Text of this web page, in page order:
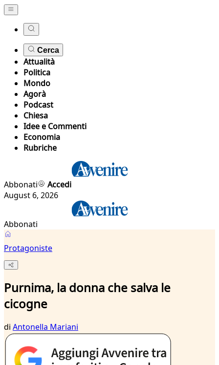
Cerca
Attualità
Politica
Mondo
Agorà
Podcast
Chiesa
Idee e Commenti
Economia
Rubriche
Abbonati
Accedi
August 6, 2026
Abbonati
Protagoniste
Purnima, la donna che salva le
cicogne
di Antonella Mariani